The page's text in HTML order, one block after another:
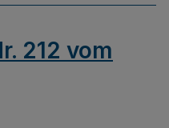
212 vom